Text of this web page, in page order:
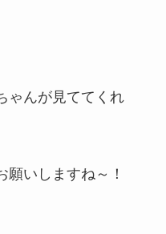
ゃんが見ててくれ
願いしますね～！